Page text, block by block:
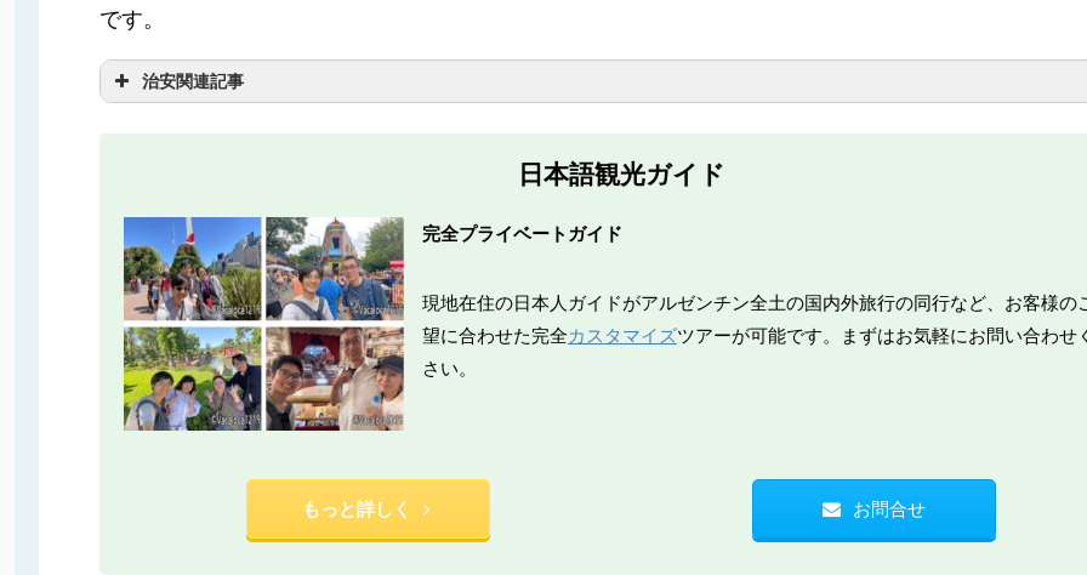
です。
治安関連記事
治安情報まとめ
もっと詳しく もっと詳しく もっと詳しく
日本語観光ガイド
完全プライベートガイド
現地在住の日本人ガイドがアルゼンチン全土の国内外旅行の同行など、お客様の
望に合わせた完全カスタマイズツアーが可能です。まずはお気軽にお問い合わせ
さい。
もっと詳しく お問合せ